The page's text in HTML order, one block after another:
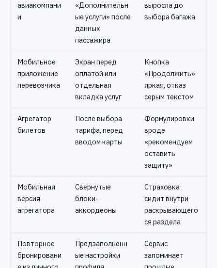
авиакомпани
и
«Дополнительн
ые услуги» после
данных
пассажира
выросла до
выбора багажа
Мобильное
приложение
перевозчика
Экран перед
оплатой или
отдельная
вкладка услуг
Кнопка
«Продолжить»
яркая, отказ
серым текстом
Агрегатор
билетов
После выбора
тарифа, перед
вводом карты
Формулировки
вроде
«рекомендуем
оставить
защиту»
Мобильная
версия
агрегатора
Свернутые
блоки-
аккордеоны
Страховка
сидит внутри
раскрывающего
ся раздела
Повторное
бронировани
Предзаполненн
ые настройки
Сервис
запоминает